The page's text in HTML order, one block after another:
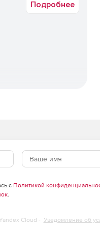
Подробнее
с Политикой
.
Cloud - Уведомление об